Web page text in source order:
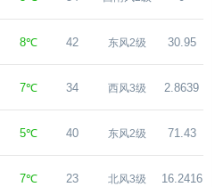
8℃ 42 东风2级 30.95
7℃ 34 西风3级 2.8639
5℃ 40 东风2级 71.43
7℃ 23 北风3级 16.2416